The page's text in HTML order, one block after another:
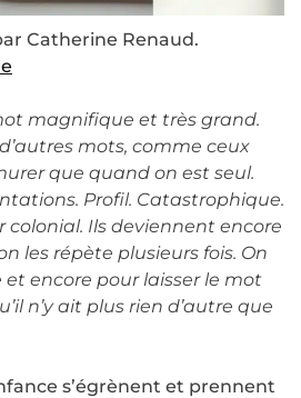
Catherine Renaud.
magnifique et très grand.
mots, comme ceux
que quand on est seul.
Profil. Catastrophique.
colonial. Ils deviennent encore
les répète plusieurs fois. On
encore pour laisser le mot
n’y ait plus rien d’autre que
s’égrènent et prennent